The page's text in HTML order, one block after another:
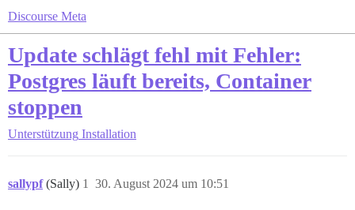
Discourse Meta
Update schlägt fehl mit Fehler:
Postgres läuft bereits, Container
stoppen
Unterstützung Installation
sallypf (Sally) 30. August 2024 um 10:51
1